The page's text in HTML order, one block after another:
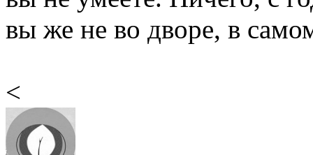
вы же не во дворе, в
<